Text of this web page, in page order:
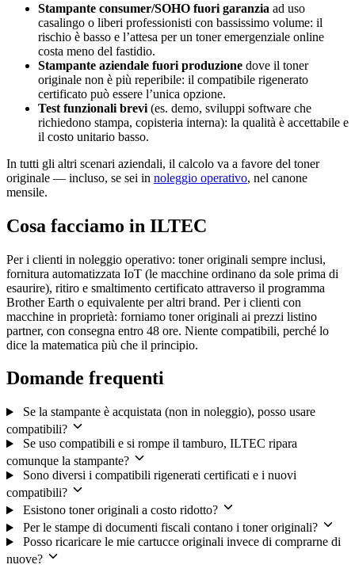
Stampante consumer/SOHO fuori garanzia ad uso
casalingo o liberi professionisti con bassissimo volume: il
rischio è basso e l’attesa per un toner emergenziale online
costa meno del fastidio.
Stampante aziendale fuori produzione dove il toner
originale non è più reperibile: il compatibile rigenerato
certificato può essere l’unica opzione.
Test funzionali brevi (es. demo, sviluppi software che
richiedono stampa, copisteria interna): la qualità è accettabile e
il costo unitario basso.
In tutti gli altri scenari aziendali, il calcolo va a favore del toner
originale — incluso, se sei in noleggio operativo, nel canone
mensile.
Cosa facciamo in ILTEC
Per i clienti in noleggio operativo: toner originali sempre inclusi,
fornitura automatizzata IoT (le macchine ordinano da sole prima di
esaurire), ritiro e smaltimento certificato attraverso il programma
Brother Earth o equivalente per altri brand. Per i clienti con
macchine in proprietà: forniamo toner originali ai prezzi listino
partner, con consegna entro 48 ore. Niente compatibili, perché lo
dice la matematica più che il principio.
Domande frequenti
Se la stampante è acquistata (non in noleggio), posso usare
compatibili?
Se uso compatibili e si rompe il tamburo, ILTEC ripara
comunque la stampante?
Sono diversi i compatibili rigenerati certificati e i nuovi
compatibili?
Esistono toner originali a costo ridotto?
Per le stampe di documenti fiscali contano i toner originali?
Posso ricaricare le mie cartucce originali invece di comprarne di
nuove?